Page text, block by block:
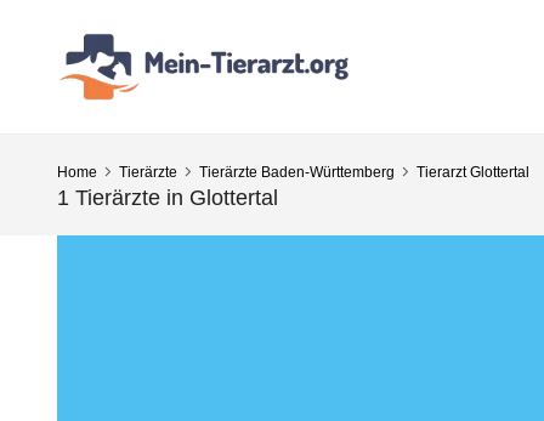
Home Tierärzte Tierärzte Baden-Württemberg Tierarzt Glottertal
1 Tierärzte in Glottertal